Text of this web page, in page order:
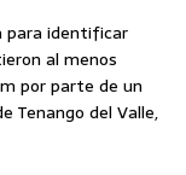
para identificar
al menos
por parte de un
Tenango del Valle,